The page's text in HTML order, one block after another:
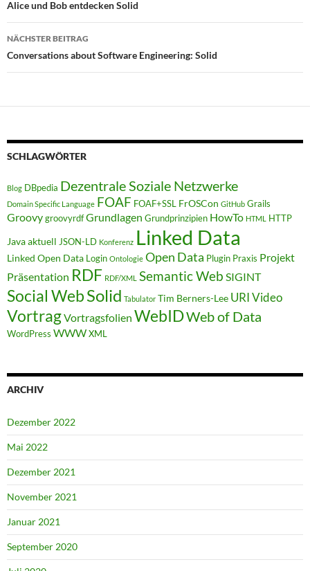
Alice und Bob entdecken Solid
NÄCHSTER BEITRAG
Conversations about Software Engineering: Solid
SCHLAGWÖRTER
Blog DBpedia Dezentrale Soziale Netzwerke
Domain Specific Language FOAF FOAF+SSL FrOSCon GitHub Grails
GroovygroovyrdfGrundlagen Grundprinzipien HowTo HTML HTTP
Java aktuell JSON-LD Konferenz Linked Data
Linked Open Data Login Ontologie Open Data Plugin Praxis Projekt
Präsentation RDF RDF/XML Semantic Web SIGINT
Social WebSolid Tabulator Tim Berners-Lee URIVideo
VortragVortragsfolien WebIDWeb of Data
WordPress WWWXML
ARCHIV
Dezember 2022
Mai 2022
Dezember 2021
November 2021
Januar 2021
September 2020